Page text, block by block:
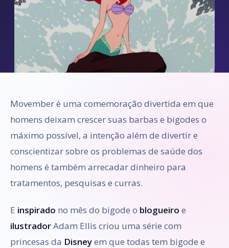
Movember é uma comemoração divertida em que
homens deixam crescer suas barbas e bigodes o
máximo possível, a intenção além de divertir e
conscientizar sobre os problemas de saúde dos
homens é também arrecadar dinheiro para
tratamentos, pesquisas e curras.
E inspirado no mês do bigode o blogueiro e
ilustradorAdam Ellis criou uma série com
princesas da Disneyem que todas tem bigode e